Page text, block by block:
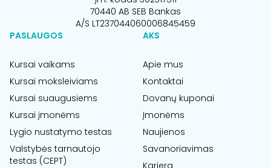
70440 AB SEB Bankas
A/S LT237044060006845459
PASLAUGOS
Kursai vaikams
Kursai moksleiviams
Kursai suaugusiems
Kursai įmonėms
Lygio nustatymo testas
Valstybės tarnautojo
testas (CEPT)
AKS
Apie mus
Kontaktai
Dovanų kuponai
Įmonėms
Naujienos
Savanoriavimas
Karjera